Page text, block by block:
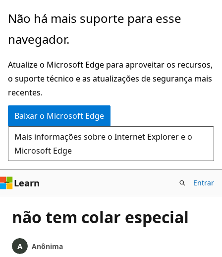
Pular
o
principal
Não há mais suporte para esse
navegador.
Atualize o Microsoft Edge para aproveitar os recursos,
o suporte técnico e as atualizações de segurança mais
recentes.
Baixar o Microsoft Edge
Mais informações sobre o Internet Explorer e o
Microsoft Edge
Learn Entrar
não tem colar especial
Anônima